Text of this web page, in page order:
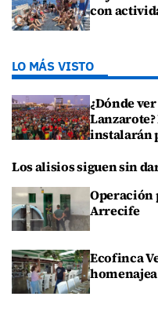
con
LO MÁS VISTO
¿Dónde
instalarán
Los alisios siguen sin
Operación
Arrecife
Ecofinca